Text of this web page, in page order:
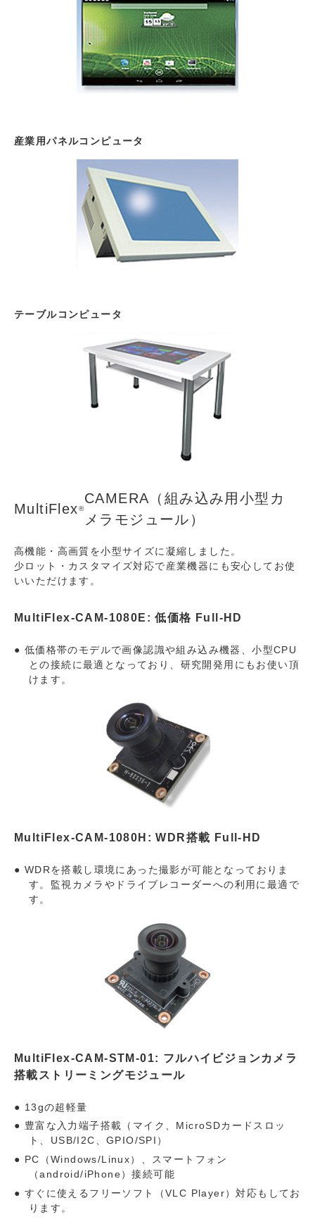
産業用パネルコンピュータ
テーブルコンピュータ
MultiFlex®
CAMERA（組み込み用小型カ
メラモジュール）
高機能・高画質を小型サイズに凝縮しました。
少ロット・カスタマイズ対応で産業機器にも安心してお使
いいただけます。
MultiFlex-CAM-1080E: 低価格 Full-HD
低価格帯のモデルで画像認識や組み込み機器、小型CPU
との接続に最適となっており、研究開発用にもお使い頂
けます。
MultiFlex-CAM-1080H: WDR搭載 Full-HD
WDRを搭載し環境にあった撮影が可能となっておりま
す。監視カメラやドライブレコーダーへの利用に最適で
す。
MultiFlex-CAM-STM-01: フルハイビジョンカメラ
搭載ストリーミングモジュール
13gの超軽量
豊富な入力端子搭載（マイク、MicroSDカードスロッ
ト、USB/I2C、GPIO/SPI）
PC（Windows/Linux）、スマートフォン
（android/iPhone）接続可能
すぐに使えるフリーソフト（VLC Player）対応もしてお
ります。